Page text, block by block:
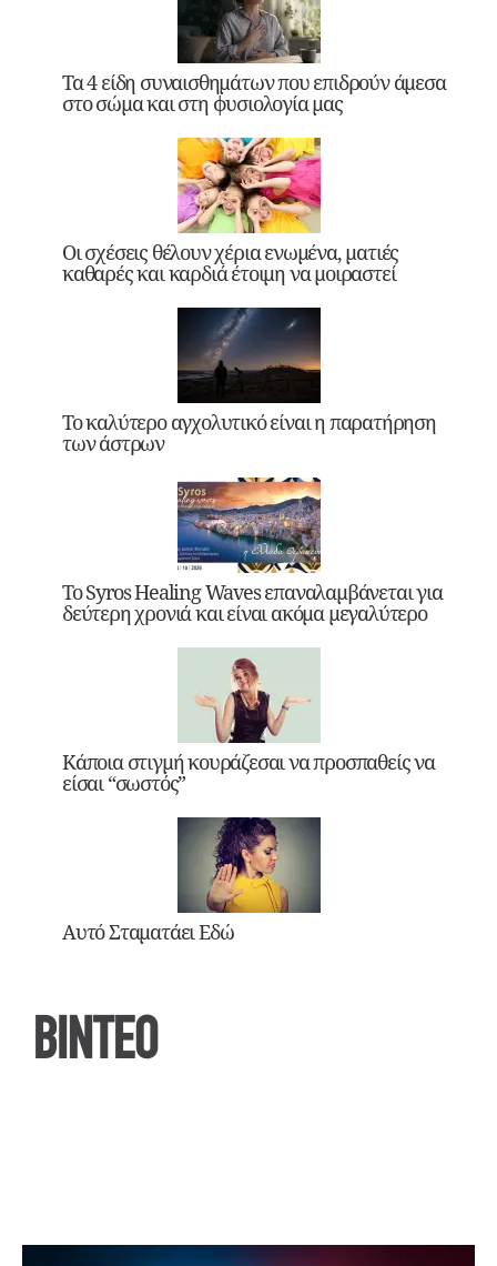
Τα 4 είδη συναισθημάτων που επιδρούν άμεσα
στο σώμα και στη φυσιολογία μας
Οι σχέσεις θέλουν χέρια ενωμένα, ματιές
καθαρές και καρδιά έτοιμη να μοιραστεί
Το καλύτερο αγχολυτικό είναι η παρατήρηση
των άστρων
Το Syros Healing Waves επαναλαμβάνεται για
δεύτερη χρονιά και είναι ακόμα μεγαλύτερο
Κάποια στιγμή κουράζεσαι να προσπαθείς να
είσαι “σωστός”
Αυτό Σταματάει Εδώ
ΒΙΝΤΕΟ